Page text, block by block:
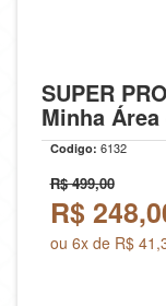
SUPER
Minha
Codigo: 6132
R$ 499,00
R$
ou 6x de R$